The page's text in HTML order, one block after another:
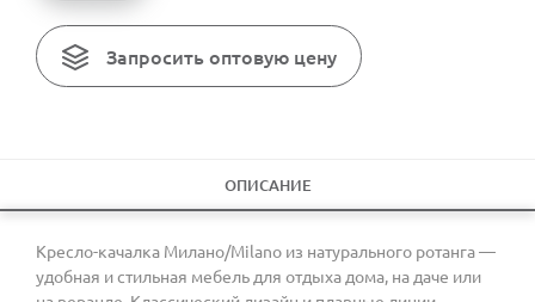
Запросить оптовую цену
ОПИСАНИЕ
Кресло-качалка Милано/Milano из натурального ротанга —
удобная и стильная мебель для отдыха дома, на даче или